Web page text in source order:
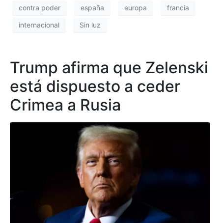
contra poder españa europa francia
internacional Sin luz
Trump afirma que Zelenski
está dispuesto a ceder
Crimea a Rusia